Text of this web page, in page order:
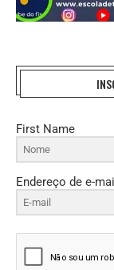
First Name
Endereço de e-mail